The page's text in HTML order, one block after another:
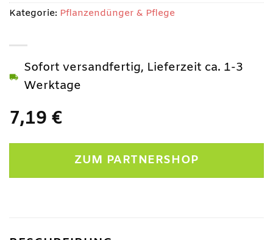
7,19 €
Sofort versandfertig, Lieferzeit ca. 1-3
Werktage
ZUM PARTNERSHOP
Kategorie: Pflanzendünger & Pflege